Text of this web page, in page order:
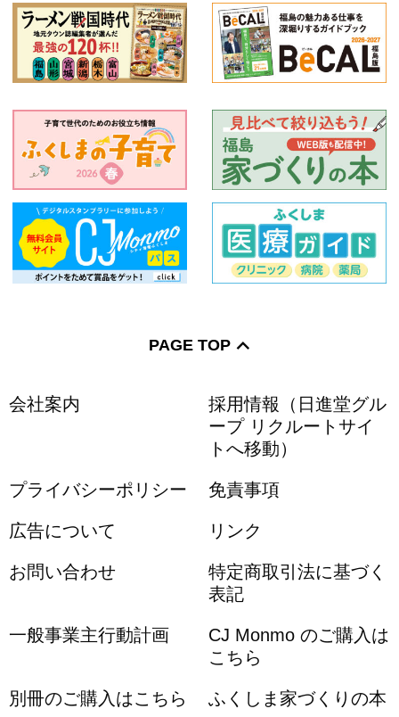
PAGE TOP
会社案内
採用情報（日進堂グル
ープ リクルートサイ
トへ移動）
プライバシーポリシー 免責事項
広告について リンク
お問い合わせ
特定商取引法に基づく
表記
一般事業主行動計画
CJ Monmo のご購入は
こちら
別冊のご購入はこちら ふくしま家づくりの本